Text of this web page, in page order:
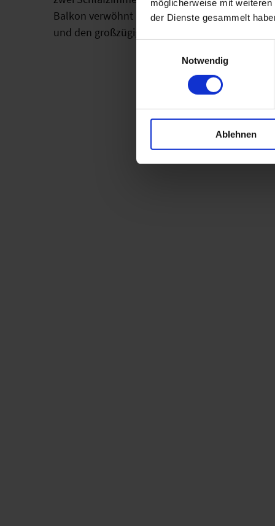
möglicherweise mit
der Dienste gesammelt
Notwendig
Ablehnen
Balkon verwöhnt mit einem Blick auf den
und den großzügigen Gemeinschaftshof.